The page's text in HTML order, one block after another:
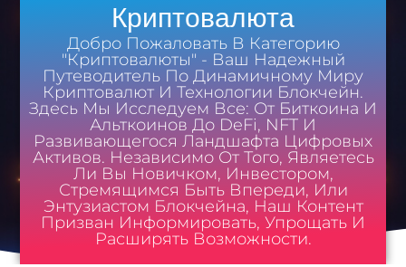
Криптовалюта
Добро Пожаловать В Категорию
"Криптовалюты" - Ваш Надежный
Путеводитель По Динамичному Миру
Криптовалют И Технологии Блокчейн.
Здесь Мы Исследуем Все: От Биткоина И
Альткоинов До DeFi, NFT И
Развивающегося Ландшафта Цифровых
Активов. Независимо От Того, Являетесь
Ли Вы Новичком, Инвестором,
Стремящимся Быть Впереди, Или
Энтузиастом Блокчейна, Наш Контент
Призван Информировать, Упрощать И
Расширять Возможности.